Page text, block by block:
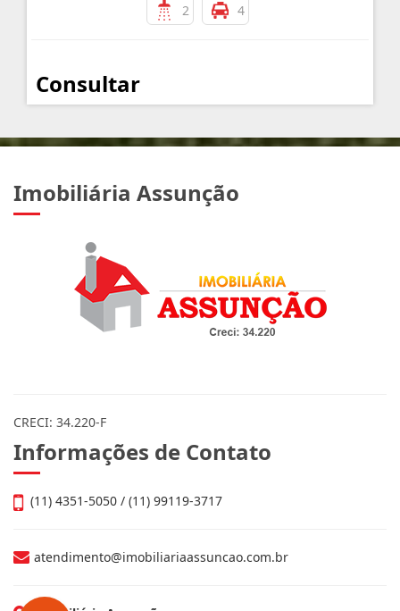
2 4
Consultar
Imobiliária Assunção
CRECI: 34.220-F
Informações de Contato
(11) 4351-5050 / (11) 99119-3717
atendimento@imobiliariaassuncao.com.br